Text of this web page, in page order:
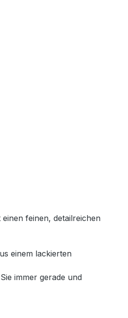
feinen, detailreichen
einem lackierten
immer gerade und